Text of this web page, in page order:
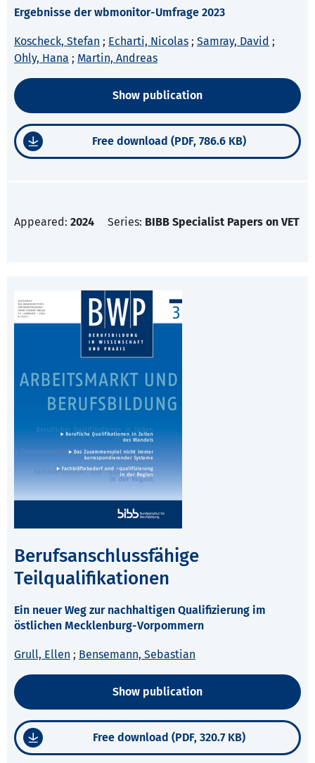
Ergebnisse der wbmonitor-Umfrage 2023
Koscheck, Stefan ; Echarti, Nicolas ; Samray, David ;
Ohly, Hana ; Martin, Andreas
Show publication
Free download (PDF, 786.6 KB)
Appeared: 2024 Series: BIBB Specialist Papers on VET
Berufsanschlussfähige
Teilqualifikationen
Ein neuer Weg zur nachhaltigen Qualifizierung im
östlichen Mecklenburg-Vorpommern
Grull, Ellen ; Bensemann, Sebastian
Show publication
Free download (PDF, 320.7 KB)